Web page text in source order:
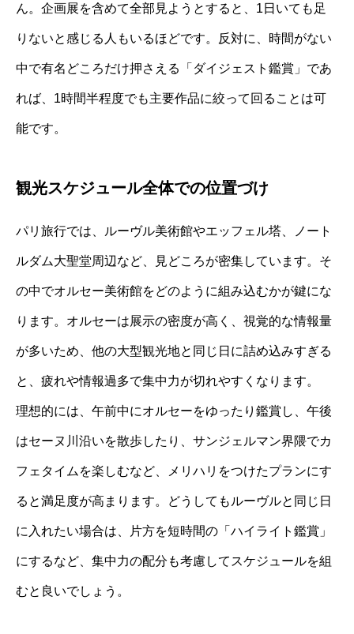
ん。企画展を含めて全部見ようとすると、1日いても足
りないと感じる人もいるほどです。反対に、時間がない
中で有名どころだけ押さえる「ダイジェスト鑑賞」であ
れば、1時間半程度でも主要作品に絞って回ることは可
能です。
観光スケジュール全体での位置づけ
パリ旅行では、ルーヴル美術館やエッフェル塔、ノート
ルダム大聖堂周辺など、見どころが密集しています。そ
の中でオルセー美術館をどのように組み込むかが鍵にな
ります。オルセーは展示の密度が高く、視覚的な情報量
が多いため、他の大型観光地と同じ日に詰め込みすぎる
と、疲れや情報過多で集中力が切れやすくなります。
理想的には、午前中にオルセーをゆったり鑑賞し、午後
はセーヌ川沿いを散歩したり、サンジェルマン界隈でカ
フェタイムを楽しむなど、メリハリをつけたプランにす
ると満足度が高まります。どうしてもルーヴルと同じ日
に入れたい場合は、片方を短時間の「ハイライト鑑賞」
にするなど、集中力の配分も考慮してスケジュールを組
むと良いでしょう。